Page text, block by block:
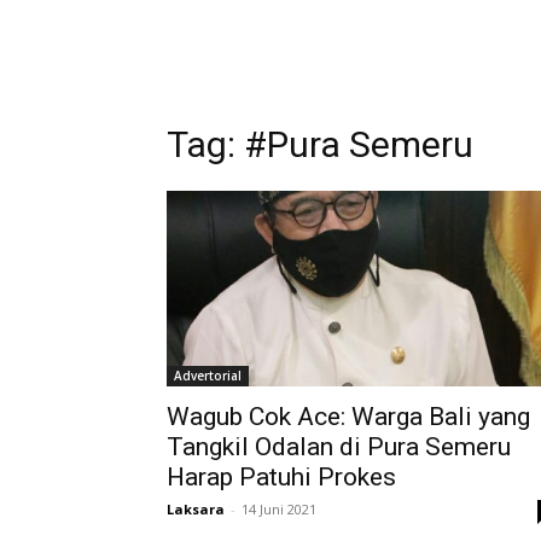
Tag: #Pura Semeru
Advertorial
Wagub Cok Ace: Warga Bali yang
Tangkil Odalan di Pura Semeru
Harap Patuhi Prokes
Laksara - 14 Juni 2021